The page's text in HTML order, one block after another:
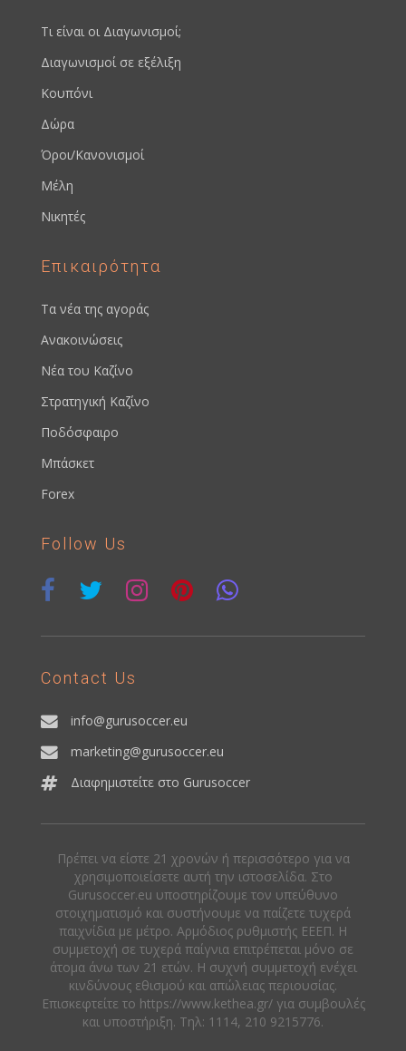
Τι είναι οι Διαγωνισμοί;
Διαγωνισμοί σε εξέλιξη
Κουπόνι
Δώρα
Όροι/Κανονισμοί
Μέλη
Νικητές
Επικαιρότητα
Τα νέα της αγοράς
Ανακοινώσεις
Νέα του Καζίνο
Στρατηγική Καζίνο
Ποδόσφαιρο
Μπάσκετ
Forex
Follow Us
Contact Us
info@gurusoccer.eu
marketing@gurusoccer.eu
Διαφημιστείτε στο Gurusoccer
Πρέπει να είστε 21 χρονών ή περισσότερο για να
χρησιμοποιείσετε αυτή την ιστοσελίδα. Στο
Gurusoccer.eu υποστηρίζουμε τον υπεύθυνο
στοιχηματισμό και συστήνουμε να παίζετε τυχερά
παιχνίδια με μέτρο. Αρμόδιος ρυθμιστής ΕΕΕΠ. Η
συμμετοχή σε τυχερά παίγνια επιτρέπεται μόνο σε
άτομα άνω των 21 ετών. Η συχνή συμμετοχή ενέχει
κινδύνους εθισμού και απώλειας περιουσίας.
Eπισκεφτείτε το https://www.kethea.gr/ για συμβουλές
και υποστήριξη. Tηλ: 1114, 210 9215776.